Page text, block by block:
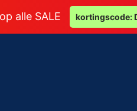
alle SALE kortingscode: